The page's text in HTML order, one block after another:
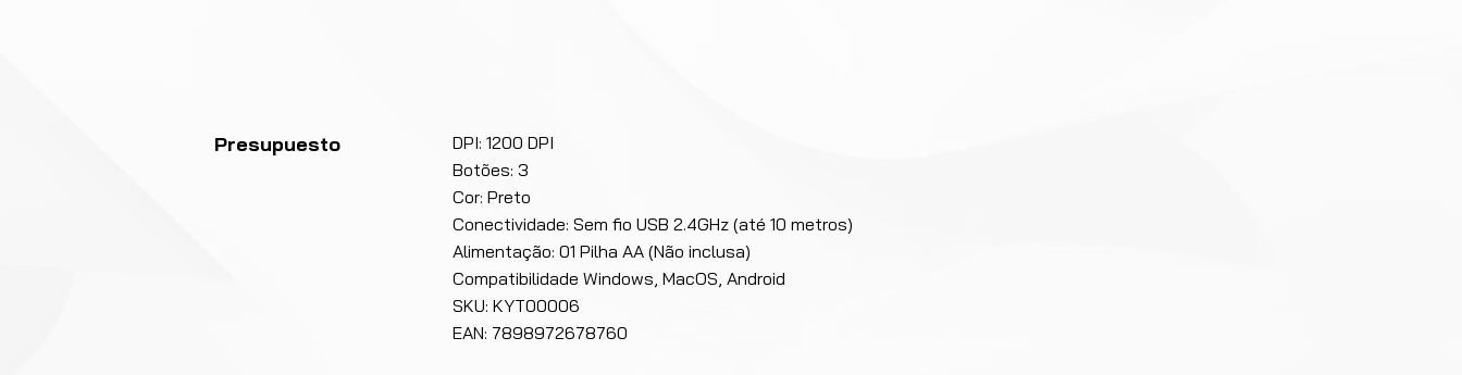
Presupuesto
DPI: 1200 DPI
Botões: 3
Cor: Preto
Conectividade: Sem fio USB 2.4GHz (até 10 metros)
Alimentação: 01 Pilha AA (Não inclusa)
Compatibilidade Windows, MacOS, Android
SKU: KYT00006
EAN: 7898972678760